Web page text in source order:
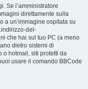
Se l’amministratore
direttamente sulla
a un’immagine ospitata su
del-
che hai sul tuo PC (a meno
dietro sistemi di
o hotmail, siti protetti da
usare il comando BBCode